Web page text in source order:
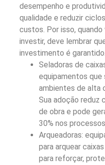
desempenho e
qualidade e reduzir
custos. Por isso,
investir, deve lembrar
investimento é garantido.
Seladoras de
equipamentos que
ambientes de alta
Sua adoção reduz
de obra e pode
30% nos
Arqueadoras:
para arquear
para reforçar,